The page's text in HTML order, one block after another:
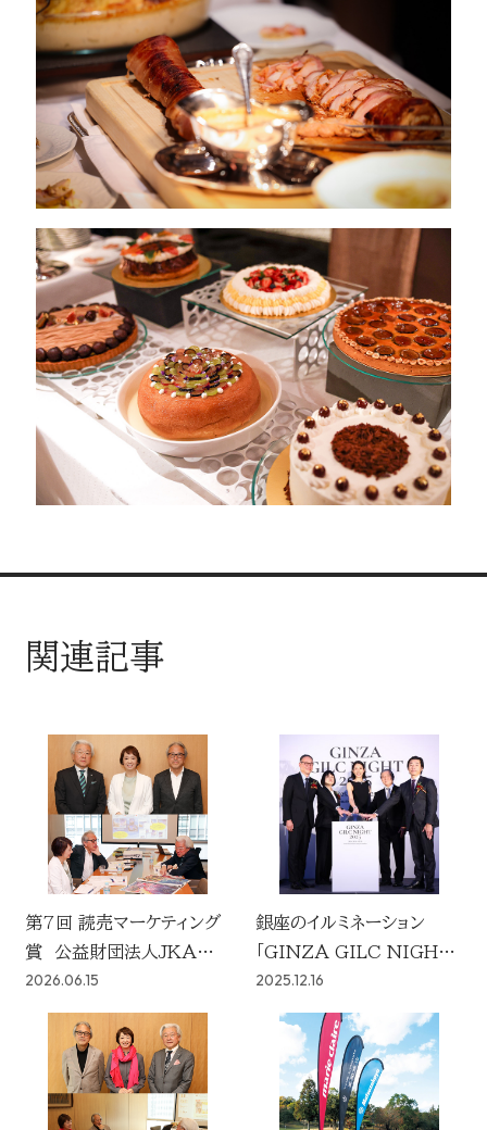
関連記事
第7回 読売マーケティング
賞 公益財団法人JKAがグ
ランプリに決定！
2026.06.15
銀座のイルミネーション
「GINZA GILC NIGHT
2025」 読売新聞社が運
営事務局
2025.12.16